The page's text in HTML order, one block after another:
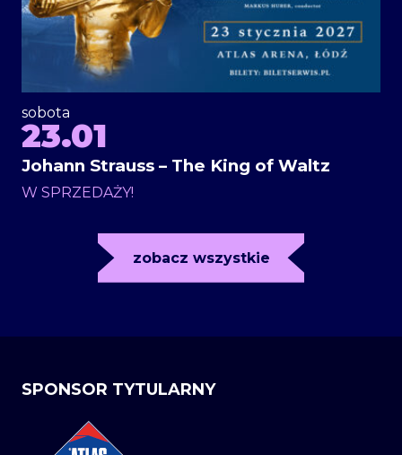
sobota
23.01
Johann Strauss – The King of Waltz
W SPRZEDAŻY!
zobacz wszystkie
SPONSOR TYTULARNY